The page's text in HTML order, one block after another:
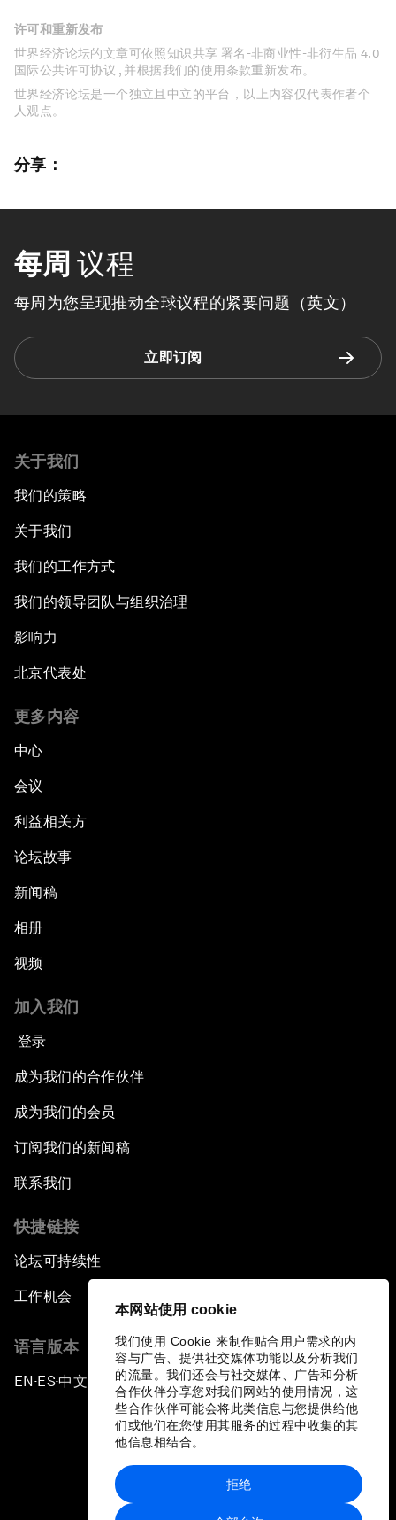
本网站使用 cookie
我们使用 Cookie 来制作贴合用户需求的内
容与广告、提供社交媒体功能以及分析我们
的流量。我们还会与社交媒体、广告和分析
合作伙伴分享您对我们网站的使用情况，这
些合作伙伴可能会将此类信息与您提供给他
们或他们在您使用其服务的过程中收集的其
他信息相结合。
拒绝
许可和重新发布
世界经济论坛的文章可依照知识共享 署名-非商业性-非衍生品 4.0
国际公共许可协议 , 并根据我们的使用条款重新发布。
世界经济论坛是一个独立且中立的平台，以上内容仅代表作者个
人观点。
分享：
每周 议程
每周为您呈现推动全球议程的紧要问题（英文）
立即订阅
关于我们
我们的策略
关于我们
我们的工作方式
我们的领导团队与组织治理
影响力
北京代表处
更多内容
中心
会议
利益相关方
论坛故事
新闻稿
相册
视频
加入我们
登录
成为我们的合作伙伴
成为我们的会员
订阅我们的新闻稿
联系我们
快捷链接
论坛可持续性
工作机会
语言版本
EN ▪ES▪中文▪ 日本語